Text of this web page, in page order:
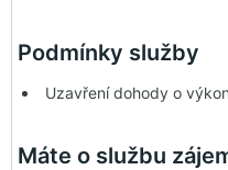
Podmínky služby
Uzavření dohody o
Máte o službu